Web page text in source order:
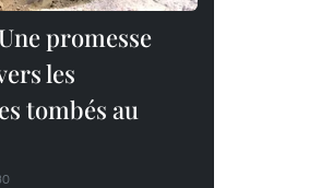
promesse
les
tombés au